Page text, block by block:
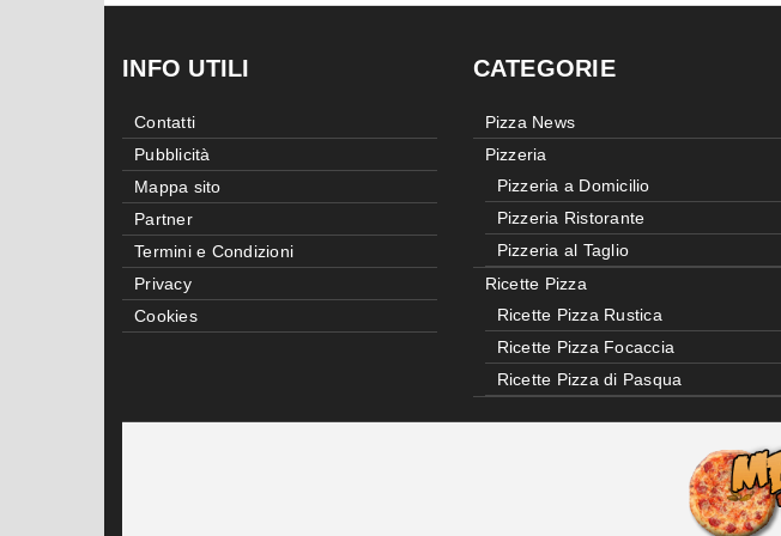
INFO UTILI
Contatti
Pubblicità
Mappa sito
Partner
Termini e Condizioni
Privacy
Cookies
CATEGORIE
Pizza News
Pizzeria
Pizzeria a Domicilio
Pizzeria Ristorante
Pizzeria al Taglio
Ricette Pizza
Ricette Pizza Rustica
Ricette Pizza Focaccia
Ricette Pizza di Pasqua